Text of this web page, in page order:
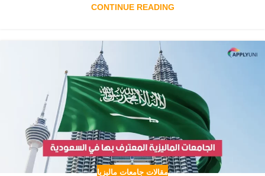
CONTINUE READING
مقالات جامعات ماليزيا